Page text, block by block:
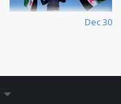
Dec 30